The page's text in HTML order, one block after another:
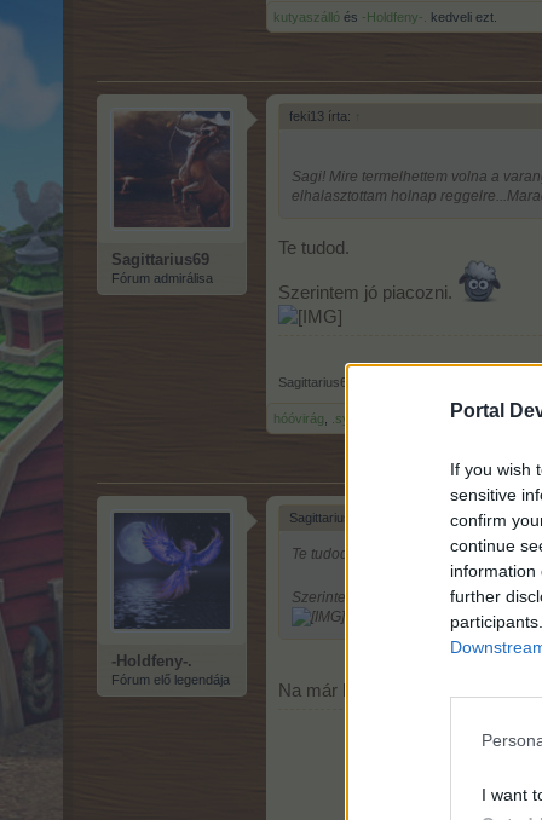
Portal
If you wish
sensitive
confirm
continue
information
further
I want
kutyaszálló és -Holdfeny-. kedveli ezt.
Sagittarius69
Fórum admirálisa
feki13 írta: ↑
Sagi! Mire termelhettem volna a
elhalasztottam holnap
Te tudod.
Szerintem jó piacozni.
Sagittarius69
hóóvirág .sylvia72. -Holdfeny-. és 6 más
-Holdfeny-.
Fórum elő legendája
Sagittarius69 írta:
Te tudod.
Szerintem jó piacozni.
Na már kezd jó ára lenni